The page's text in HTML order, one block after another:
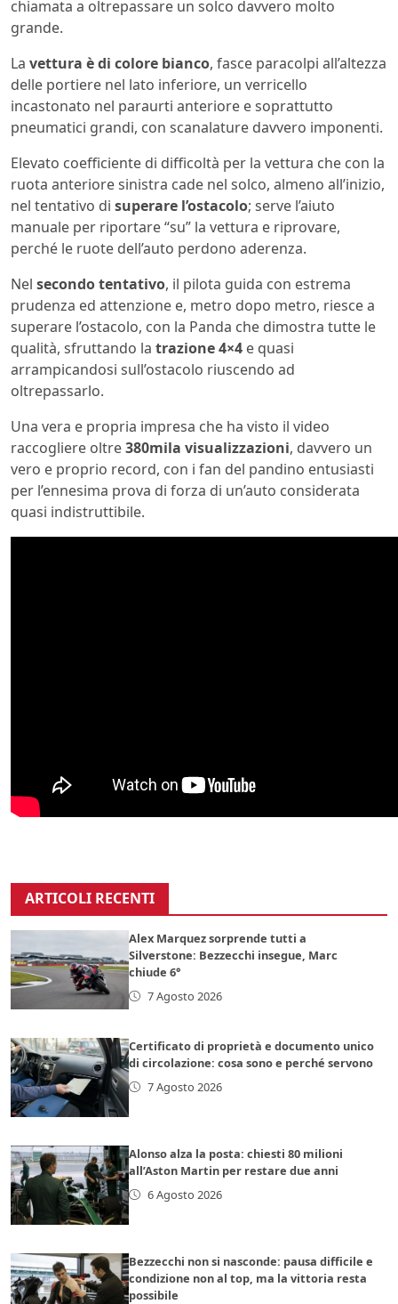
chiamata a oltrepassare un solco davvero molto
grande.
La vettura è di colore bianco, fasce paracolpi all’altezza
delle portiere nel lato inferiore, un verricello
incastonato nel paraurti anteriore e soprattutto
pneumatici grandi, con scanalature davvero imponenti.
Elevato coefficiente di difficoltà per la vettura che con la
ruota anteriore sinistra cade nel solco, almeno all’inizio,
nel tentativo di superare l’ostacolo; serve l’aiuto
manuale per riportare “su” la vettura e riprovare,
perché le ruote dell’auto perdono aderenza.
Nel secondo tentativo, il pilota guida con estrema
prudenza ed attenzione e, metro dopo metro, riesce a
superare l’ostacolo, con la Panda che dimostra tutte le
qualità, sfruttando la trazione 4×4 e quasi
arrampicandosi sull’ostacolo riuscendo ad
oltrepassarlo.
Una vera e propria impresa che ha visto il video
raccogliere oltre380mila visualizzazioni, davvero un
vero e proprio record, con i fan del pandino entusiasti
per l’ennesima prova di forza di un’auto considerata
quasi indistruttibile.
ARTICOLI RECENTI
Alex Marquez sorprende tutti a
Silverstone: Bezzecchi insegue, Marc
chiude 6°
7 Agosto 2026
Certificato di proprietà e documento unico
di circolazione: cosa sono e perché servono
7 Agosto 2026
Alonso alza la posta: chiesti 80 milioni
all’Aston Martin per restare due anni
6 Agosto 2026
Bezzecchi non si nasconde: pausa difficile e
condizione non al top, ma la vittoria resta
possibile